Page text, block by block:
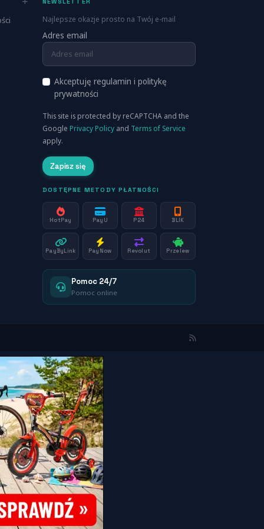
NEWSLETTER
Najlepsze okazje prosto na Twój e-mail
Adres email
Akceptuję regulamin i politykę
prywatności
This site is protected by reCAPTCHA and the
Google Privacy Policyand Terms of Service
apply.
Zapisz się
DOSTĘPNE METODY PŁATNOŚCI
HotPay PayU P24 BLIK
PayByLink PayNow Revolut Przelew
Pomoc 24/7
Pomoc online